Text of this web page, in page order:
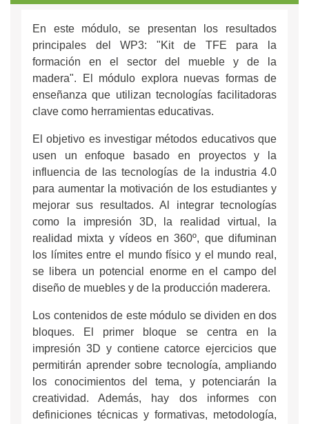
En este módulo, se presentan los resultados
principales del WP3: "Kit de TFE para la
formación en el sector del mueble y de la
madera". El módulo explora nuevas formas de
enseñanza que utilizan tecnologías facilitadoras
clave como herramientas educativas.
El objetivo es investigar métodos educativos que
usen un enfoque basado en proyectos y la
influencia de las tecnologías de la industria 4.0
para aumentar la motivación de los estudiantes y
mejorar sus resultados. Al integrar tecnologías
como la impresión 3D, la realidad virtual, la
realidad mixta y vídeos en 360º, que difuminan
los límites entre el mundo físico y el mundo real,
se libera un potencial enorme en el campo del
diseño de muebles y de la producción maderera.
Los contenidos de este módulo se dividen en dos
bloques. El primer bloque se centra en la
impresión 3D y contiene catorce ejercicios que
permitirán aprender sobre tecnología, ampliando
los conocimientos del tema, y potenciarán la
creatividad. Además, hay dos informes con
definiciones técnicas y formativas, metodología,